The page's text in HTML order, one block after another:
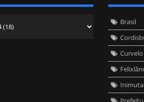
Brasil
Curvelo